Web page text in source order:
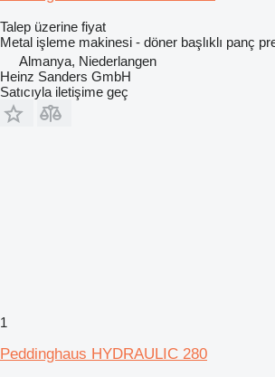
Talep üzerine fiyat
Metal işleme makinesi - döner başlıklı panç
Almanya, Niederlangen
Heinz Sanders GmbH
Satıcıyla iletişime geç
1
Peddinghaus HYDRAULIC 280